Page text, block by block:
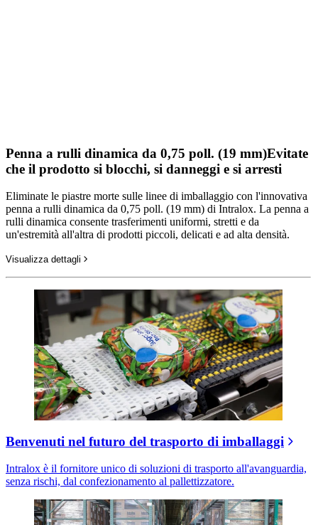
Penna a rulli dinamica da 0,75 poll. (19 mm)Evitate
che il prodotto si blocchi, si danneggi e si arresti
Eliminate le piastre morte sulle linee di imballaggio con l'innovativa
penna a rulli dinamica da 0,75 poll. (19 mm) di Intralox. La penna a
rulli dinamica consente trasferimenti uniformi, stretti e da
un'estremità all'altra di prodotti piccoli, delicati e ad alta densità.
Visualizza dettagli
Benvenuti nel futuro del trasporto di imballaggi
Intralox è il fornitore unico di soluzioni di trasporto all'avanguardia,
senza rischi, dal confezionamento al pallettizzatore.